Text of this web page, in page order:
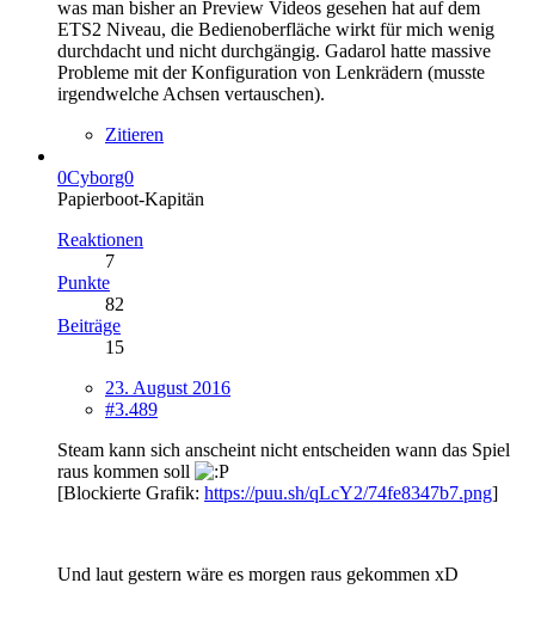
was man bisher an Preview Videos gesehen hat auf dem
ETS2 Niveau, die Bedienoberfläche wirkt für mich wenig
durchdacht und nicht durchgängig. Gadarol hatte massive
Probleme mit der Konfiguration von Lenkrädern (musste
irgendwelche Achsen vertauschen).
Zitieren
0Cyborg0
Papierboot-Kapitän
Reaktionen
7
Punkte
82
Beiträge
15
23. August 2016
#3.489
Steam kann sich anscheint nicht entscheiden wann das Spiel
raus kommen soll
[Blockierte Grafik: https://puu.sh/qLcY2/74fe8347b7.png]
Und laut gestern wäre es morgen raus gekommen xD